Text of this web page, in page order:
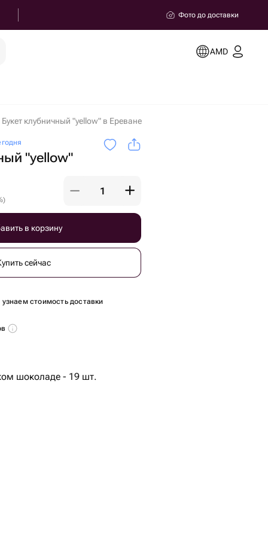
Фото до доставки
AMD
Букет клубничный "yellow" в Ереване
"yellow"
)
в корзину
сейчас
стоимость доставки
шоколаде - 19 шт.